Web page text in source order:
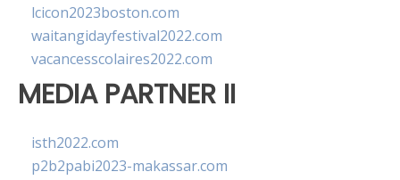
lcicon2023boston.com
waitangidayfestival2022.com
vacancesscolaires2022.com
MEDIA PARTNER II
isth2022.com
p2b2pabi2023-makassar.com